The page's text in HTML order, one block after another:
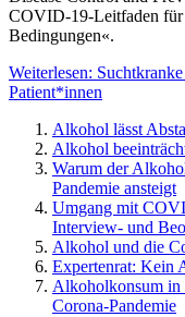
COVID-19-Leitfaden für
Bedingungen«.
Weiterlesen:
Patient*innen
Alkohol lässt
Alkohol
Warum der
Pandemie ansteigt
Umgang mit
Interview- und
Alkohol und die
Expertenrat: Kein
Alkoholkonsum in
Corona-Pandemie